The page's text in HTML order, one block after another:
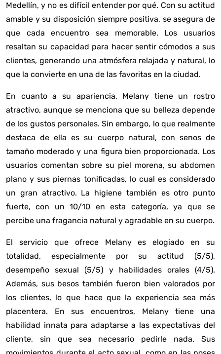
Medellín, y no es difícil entender por qué. Con su actitud
amable y su disposición siempre positiva, se asegura de
que cada encuentro sea memorable. Los usuarios
resaltan su capacidad para hacer sentir cómodos a sus
clientes, generando una atmósfera relajada y natural, lo
que la convierte en una de las favoritas en la ciudad.
En cuanto a su apariencia, Melany tiene un rostro
atractivo, aunque se menciona que su belleza depende
de los gustos personales. Sin embargo, lo que realmente
destaca de ella es su cuerpo natural, con senos de
tamaño moderado y una figura bien proporcionada. Los
usuarios comentan sobre su piel morena, su abdomen
plano y sus piernas tonificadas, lo cual es considerado
un gran atractivo. La higiene también es otro punto
fuerte, con un 10/10 en esta categoría, ya que se
percibe una fragancia natural y agradable en su cuerpo.
El servicio que ofrece Melany es elogiado en su
totalidad, especialmente por su actitud (5/5),
desempeño sexual (5/5) y habilidades orales (4/5).
Además, sus besos también fueron bien valorados por
los clientes, lo que hace que la experiencia sea más
placentera. En sus encuentros, Melany tiene una
habilidad innata para adaptarse a las expectativas del
cliente, sin que sea necesario pedirle nada. Sus